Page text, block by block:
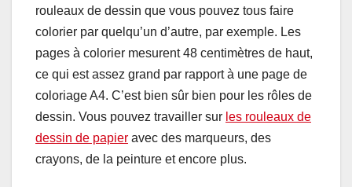
rouleaux de dessin que vous pouvez tous faire
colorier par quelqu’un d’autre, par exemple. Les
pages à colorier mesurent 48 centimètres de haut,
ce qui est assez grand par rapport à une page de
coloriage A4. C’est bien sûr bien pour les rôles de
dessin. Vous pouvez travailler sur les rouleaux de
dessin de papier avec des marqueurs, des
crayons, de la peinture et encore plus.